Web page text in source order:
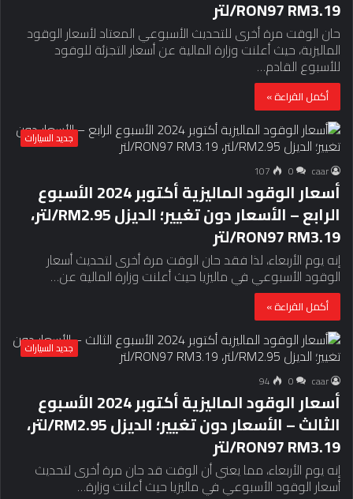
RON97 RM3.19/لتر
حان الوقت مرة أخرى للتحديث الأسبوعي المعتاد لأسعار الوقود
الماليزية، حيث أعلنت وزارة المالية عن أسعار التجزئة للوقود
للأسبوع القادم…
أكمل القراءة »
جديد السيارات
caar
0
107
أسعار الوقود الماليزية أكتوبر 2024 الأسبوع
الرابع – الأسعار دون تغيير؛ الديزل RM2.95/لتر،
RON97 RM3.19/لتر
إنه يوم الأربعاء، لذا فقد حان الوقت مرة أخرى لتحديث أسعار
الوقود الأسبوعي في ماليزيا حيث أعلنت وزارة المالية عن…
أكمل القراءة »
جديد السيارات
caar
0
94
أسعار الوقود الماليزية أكتوبر 2024 الأسبوع
الثالث – الأسعار دون تغيير؛ الديزل RM2.95/لتر،
RON97 RM3.19/لتر
إنه يوم الأربعاء، مما يعني أن الوقت قد حان مرة أخرى لتحديث
أسعار الوقود الأسبوعي في ماليزيا حيث أعلنت وزارة…